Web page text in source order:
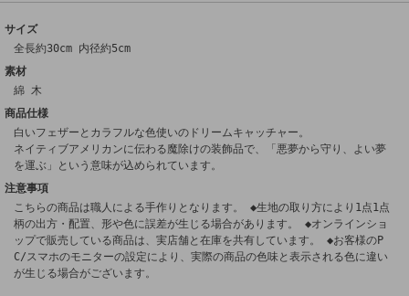
サイズ
全長約30cm 内径約5cm
素材
綿 木
商品仕様
白いフェザーとカラフルな色使いのドリームキャッチャー。
ネイティブアメリカンに伝わる魔除けの装飾品で、「悪夢から守り、よい夢
を運ぶ」という意味が込められています。
注意事項
こちらの商品は職人による手作りとなります。 ◆生地の取り方により1点1点
柄の出方・配置、形や色に誤差が生じる場合があります。 ◆オンラインショ
ップで販売している商品は、実店舗と在庫を共有しています。 ◆お客様のP
C/スマホのモニターの設定により、実際の商品の色味と表示される色に違い
が生じる場合がございます。